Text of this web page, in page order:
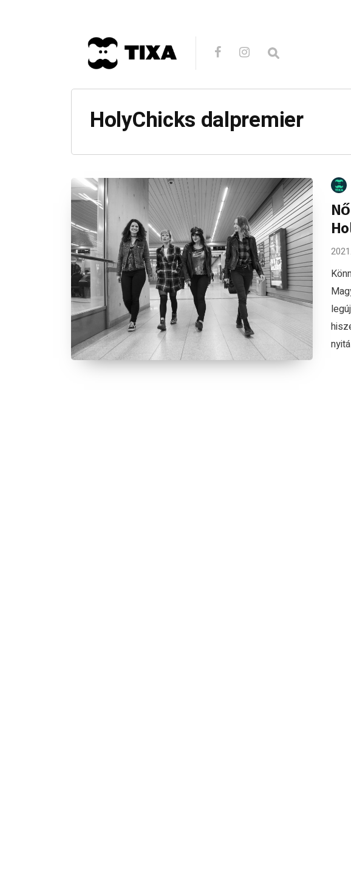
HolyChicks dalpremier